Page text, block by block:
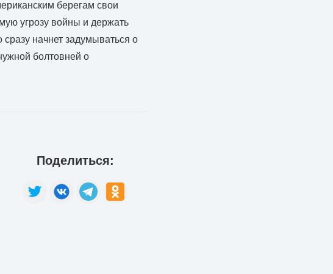
берегам свои
угрозу войны и держать
сразу начнет задумываться о
болтовней о
Поделиться: